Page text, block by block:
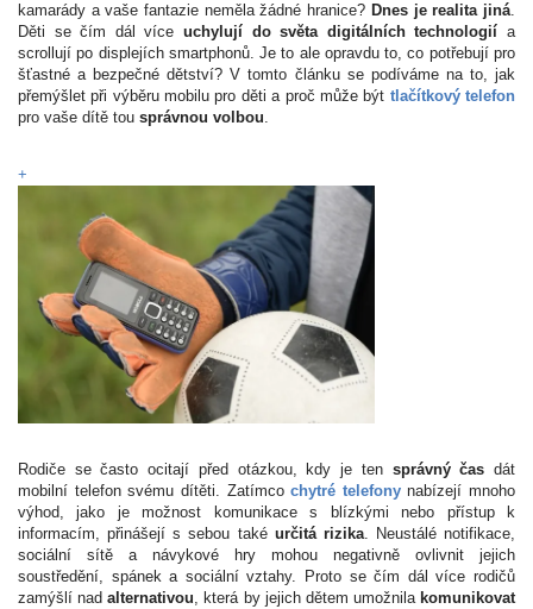
kamarády a vaše fantazie neměla žádné hranice? Dnes je realita jiná.
Děti se čím dál více uchylují do světa digitálních technologií a
scrollují po displejích smartphonů. Je to ale opravdu to, co potřebují pro
šťastné a bezpečné dětství? V tomto článku se podíváme na to, jak
přemýšlet při výběru mobilu pro děti a proč může být tlačítkový telefon
pro vaše dítě tou správnou volbou.
+
Rodiče se často ocitají před otázkou, kdy je ten správný čas dát
mobilní telefon svému dítěti. Zatímcochytré telefonynabízejí mnoho
výhod, jako je možnost komunikace s blízkými nebo přístup k
informacím, přinášejí s sebou také určitá rizika. Neustálé notifikace,
sociální sítě a návykové hry mohou negativně ovlivnit jejich
soustředění, spánek a sociální vztahy. Proto se čím dál více rodičů
zamýšlí nadalternativou, která by jejich dětem umožnila komunikovat